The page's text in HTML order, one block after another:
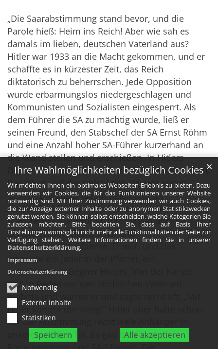
Ihre Wahlmöglichkeiten bezüglich Cookies
Wir möchten Ihnen ein optimales Webseiten-Erlebnis zu bieten. Dazu
verwenden wir Cookies, die für das Funktionieren unserer Website
notwendig sind. Mit Ihrer Zustimmung verwenden wir auch Cookies,
die zur Anzeige externer Inhalte oder zu anonymen Statistikzwecken
genutzt werden. Sie können selbst entscheiden, welche Kategorien Sie
zulassen möchten. Bitte beachten Sie, dass auf Basis Ihrer
Einstellungen womöglich nicht mehr alle Funktionalitäten der Seite zur
Verfügung stehen. Weitere Informationen finden Sie in unserer
Datenschutzerklärung.
Notwendig
Externe Inhalte
Statistiken
Speichern Alle akzeptieren
✕
Impressum
Datenschutzerklärung
„Die Saarabstimmung stand bevor, und die
Parole hieß: Heim ins Reich! Aber wie sah es
damals im lieben, deutschen Vaterland aus?
Hitler war 1933 an die Macht gekommen, und er
schaffte es in kürzester Zeit, das Reich
diktatorisch zu beherrschen. Jede Opposition
wurde erbarmungslos niedergeschlagen und
Kommunisten und Sozialisten eingesperrt. Als
dem Führer die SA zu mächtig wurde, ließ er
seinen Freund, den Stabschef der SA Ernst Röhm
und eine Anzahl hoher SA-Führer kurzerhand an
die Wand stellen und erschießen. In Hitlers
Deutschland waren Recht und Gesetz außer Kraft.
Das Wort und der Befehl des Führers waren
Gesetz. Die Zustände im Reich und die
Kirchenfeindlichkeit des Nationalsozialismus
machten dem Pastor Schulz Sorgen und
bereiteten ihm Gewissens- und
Entscheidungsprobleme. Er war, und das
erkannte ein jeder in der Pfarrei, ein
entschiedener Gegner Hitlers. Von der Kanzel
und in Reden vor den kirchlichen Vereinen
mahnte und warnte er und sagte recht oft: „Mit
Hitler kommt der Krieg!“ Hitler aber hatte schon
vor der Abstimmung recht viele Anhänger in
unserem stillen Tal. Es gab bereits